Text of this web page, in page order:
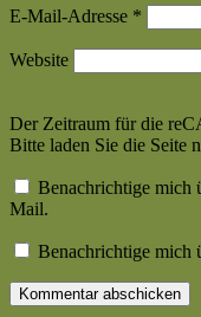
E-Mail-Adresse *
Website
Der Zeitraum für die
Bitte laden Sie die Seite
Benachrichtige mich
Mail.
Benachrichtige mich